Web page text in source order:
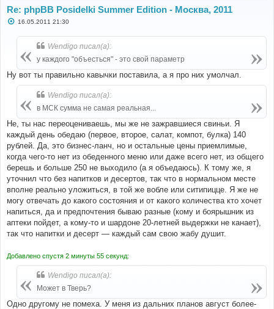
Re: phpBB Posidelki Summer Edition - Москва, 2011
С
и
16.05.2011 21:30
Wendigo писал(а):
у каждого "объесться" - это свой параметр
Ну вот ты правильно кавычки поставила, а я про них умолчал.
Wendigo писал(а):
в МСК сумма не самая реальная...
Не, ты нас переоцениваешь, мы же не зажравшиеся свиньи. Я
каждый день обедаю (первое, второе, салат, компот, булка) 140
рублей. Да, это бизнес-ланч, но и остальные цены приемлимые,
когда чего-то нет из обеденного меню или даже всего нет, из общего
берешь и больше 250 не выходило (а я объедаюсь). К тому же, я
уточнил что без напитков и десертов, так что в нормальном месте
вполне реально уложиться, в той же вобле или ситипицце. Я же не
могу отвечать до какого состояния и от какого количества кто хочет
напиться, да и предпочтения бываю разные (кому и боярышник из
аптеки пойдет, а кому-то и шардоне 20-летней выдержки не канает),
так что напитки и десерт — каждый сам свою жабу душит.
Добавлено спустя 2 минуты 55 секунд:
Wendigo писал(а):
Может в Тверь?
Одно другому не помеха. У меня из дальних планов август более-